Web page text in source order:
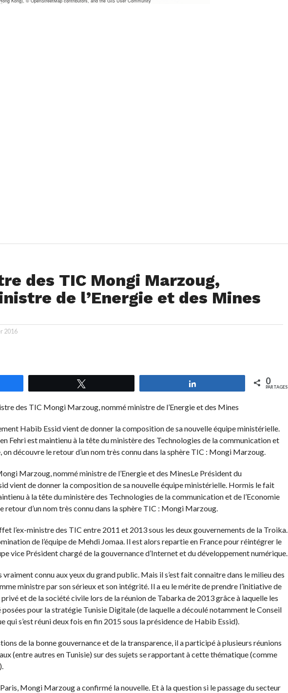
des TIC Mongi Marzoug,
de l’Energie et des Mines
2016
0
PARTAGES
Habib Essid vient de donner la composition de sa nouvelle équipe ministérielle.
Fehri est maintienu à la tête du ministère des Technologies de la communication et
on découvre le retour d’un nom très connu dans la sphère TIC : Mongi Marzoug.
Le Président du
vient de donner la composition de sa nouvelle équipe ministérielle. Hormis le fait
à la tête du ministère des Technologies de la communication et de l’Economie
retour d’un nom très connu dans la sphère TIC : Mongi Marzoug.
l’ex-ministre des TIC entre 2011 et 2013 sous les deux gouvernements de la Troika.
de l’équipe de Mehdi Jomaa. Il est alors repartie en France pour réintégrer le
vice Président chargé de la gouvernance d’Internet et du développement numérique.
vraiment connu aux yeux du grand public. Mais il s’est fait connaitre dans le milieu des
ministre par son sérieux et son intégrité. Il a eu le mérite de prendre l’initiative de
et de la société civile lors de la réunion de Tabarka de 2013 grâce à laquelle les
pour la stratégie Tunisie Digitale (de laquelle a découlé notamment le Conseil
qui s’est réuni deux fois en fin 2015 sous la présidence de Habib Essid).
de la bonne gouvernance et de la transparence, il a participé à plusieurs réunions
(entre autres en Tunisie) sur des sujets se rapportant à cette thématique (comme
).
Mongi Marzoug a confirmé la nouvelle. Et à la question si le passage du secteur